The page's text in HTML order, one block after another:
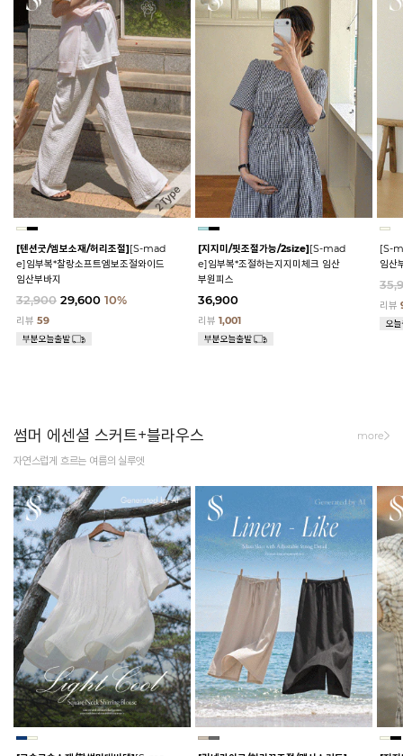
[텐션굿/엠보소재/허리조절][S-mad
e]임부복*찰랑소프트엠보조절와이드
임산부바지
32,900 29,600 10%
리뷰 59
[지지미/핏조절가능/2size][S-mad
e]임부복*조절하는지지미체크 임산
부원피스
36,900
리뷰1,001
[S-
임산
리뷰
썸머 에센셜 스커트+블라우스
자연스럽게 흐르는 여름의 실루엣
more